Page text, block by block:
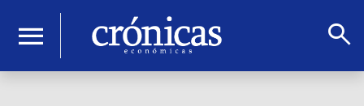
menu search